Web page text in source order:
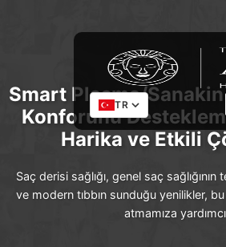
TR
Smart Plasma/
Konforunu
Harika ve Etkili
Saç derisi sağlığı, genel saç
ve modern tıbbın sunduğu yenilikler,
atmamıza